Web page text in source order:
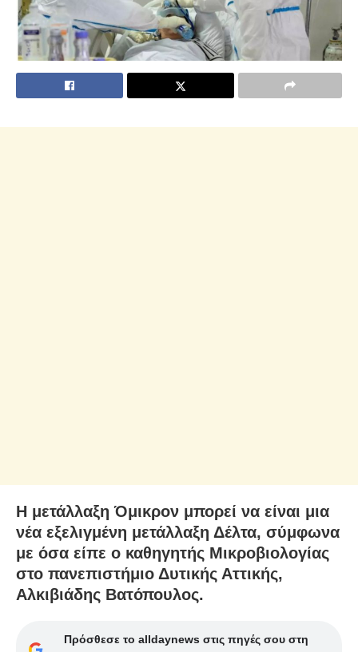
Η μετάλλαξη Όμικρον μπορεί να είναι μια
νέα εξελιγμένη μετάλλαξη Δέλτα, σύμφωνα
με όσα είπε ο καθηγητής Μικροβιολογίας
στο πανεπιστήμιο Δυτικής Αττικής,
Αλκιβιάδης Βατόπουλος.
Πρόσθεσε το alldaynews στις πηγές σου στη